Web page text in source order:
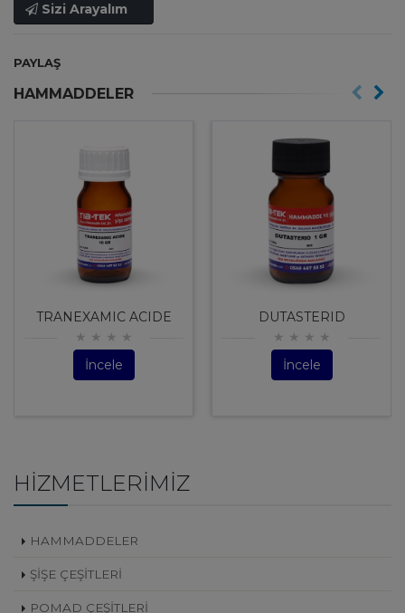
Sizi Arayalım
PAYLAŞ
HAMMADDELER
TRANEXAMIC ACIDE
İncele
DUTASTERID
İncele
HIZMETLERIMIZ
HAMMADDELER
ŞİŞE ÇEŞİTLERİ
POMAD ÇEŞİTLERİ